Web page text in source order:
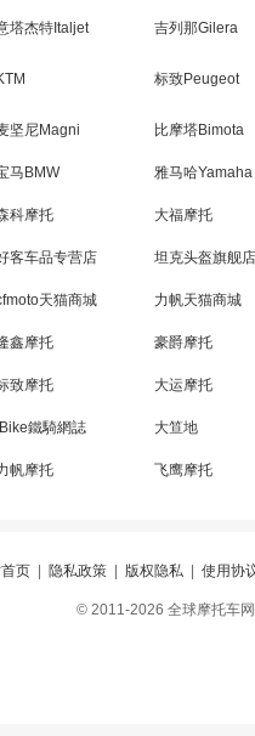
塔杰特Italjet 吉列那Gilera
标致Peugeot
坚尼Magni 比摩塔Bimota
马BMW 雅马哈Yamaha
科摩托 大福摩托
客车品专营店 坦克头盔旗舰店
天猫商城 力帆天猫商城
鑫摩托 豪爵摩托
致摩托 大运摩托
鐵騎網誌 大笪地
帆摩托 飞鹰摩托
页 隐私政策 版权隐私 使用协
© 2011-2026 全球摩托车